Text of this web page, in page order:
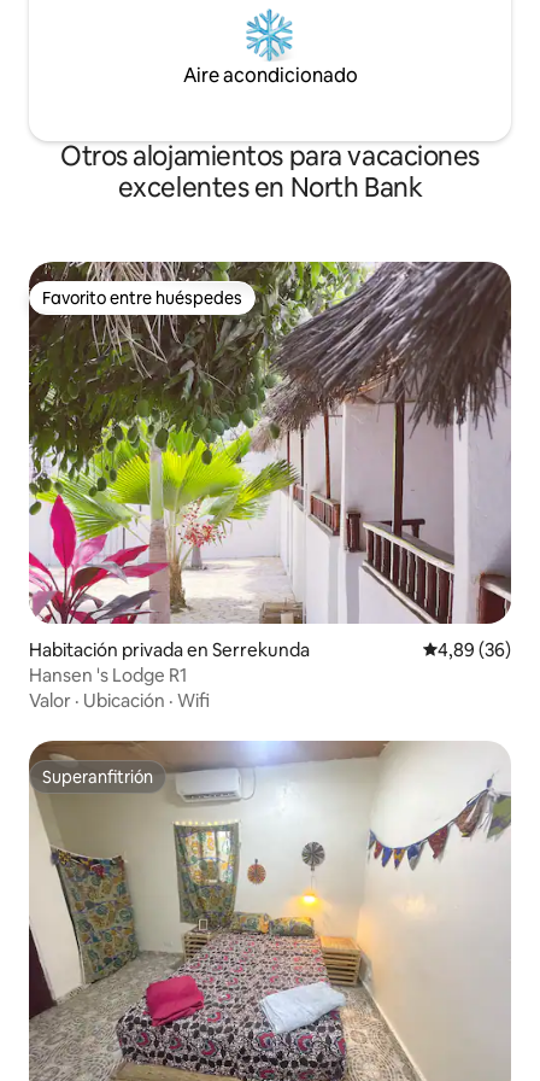
Aire acondicionado
Otros alojamientos para vacaciones
excelentes en North Bank
Favorito entre huéspedes
Favorito entre huéspedes
Habitación privada en Serrekunda Calificación
4,89 (36)
Hansen 's Lodge R1
Valor · Ubicación · Wifi
Superanfitrión
Superanfitrión